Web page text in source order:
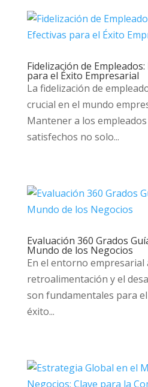
Fidelización de
para el Éxito Empresarial
La fidelización de
crucial en el mundo
Mantener a los
satisfechos no solo...
Evaluación 360 Grados
Mundo de los Negocios
En el entorno empresarial
retroalimentación y el
son fundamentales para
éxito...